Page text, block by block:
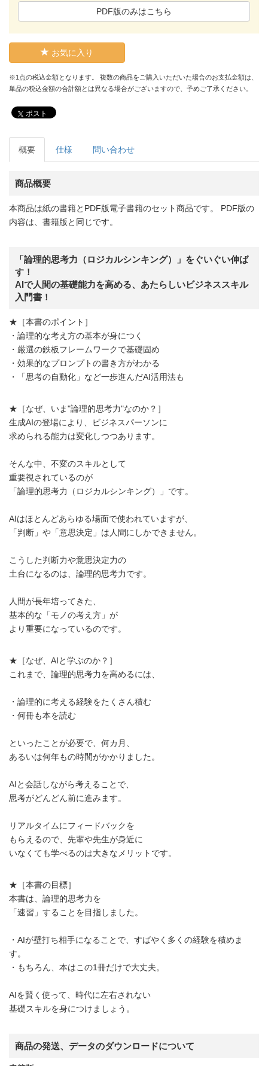
PDF版のみはこちら
お気に入り
※1点の税込金額となります。 複数の商品をご購入いただいた場合のお支払金額は、
単品の税込金額の合計額とは異なる場合がございますので、予めご了承ください。
ポスト
概要 仕様 問い合わせ
商品概要
本商品は紙の書籍とPDF版電子書籍のセット商品です。 PDF版の
内容は、書籍版と同じです。
「論理的思考力（ロジカルシンキング）」をぐいぐい伸ば
す！
AIで人間の基礎能力を高める、あたらしいビジネススキル
入門書！
★［本書のポイント］
・論理的な考え方の基本が身につく
・厳選の鉄板フレームワークで基礎固め
・効果的なプロンプトの書き方がわかる
・「思考の自動化」など一歩進んだAI活用法も
★［なぜ、いま"論理的思考力"なのか？］
生成AIの登場により、ビジネスパーソンに
求められる能力は変化しつつあります。
そんな中、不変のスキルとして
重要視されているのが
「論理的思考力（ロジカルシンキング）」です。
AIはほとんどあらゆる場面で使われていますが、
「判断」や「意思決定」は人間にしかできません。
こうした判断力や意思決定力の
土台になるのは、論理的思考力です。
人間が長年培ってきた、
基本的な「モノの考え方」が
より重要になっているのです。
★［なぜ、AIと学ぶのか？］
これまで、論理的思考力を高めるには、
・論理的に考える経験をたくさん積む
・何冊も本を読む
といったことが必要で、何カ月、
あるいは何年もの時間がかかりました。
AIと会話しながら考えることで、
思考がどんどん前に進みます。
リアルタイムにフィードバックを
もらえるので、先輩や先生が身近に
いなくても学べるのは大きなメリットです。
★［本書の目標］
本書は、論理的思考力を
「速習」することを目指しました。
・AIが壁打ち相手になることで、すばやく多くの経験を積めま
す。
・もちろん、本はこの1冊だけで大丈夫。
AIを賢く使って、時代に左右されない
基礎スキルを身につけましょう。
商品の発送、データのダウンロードについて